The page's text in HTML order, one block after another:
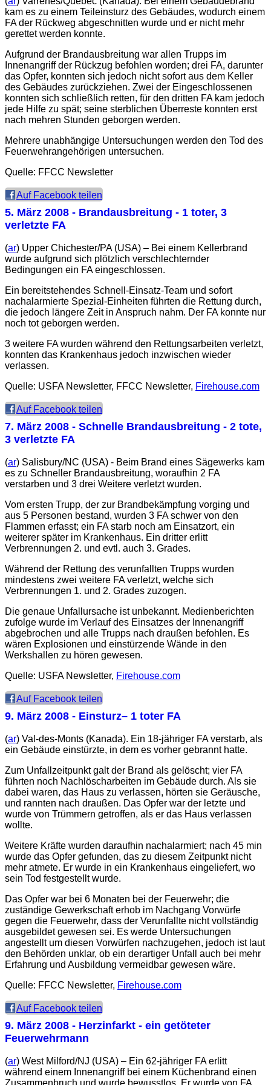
kam es zu einem Teileinsturz des Gebäudes, wodurch einem
FA der Rückweg abgeschnitten wurde und er nicht mehr
gerettet werden konnte.
Aufgrund der Brandausbreitung war allen Trupps im
Innenangriff der Rückzug befohlen worden; drei FA, darunter
das Opfer, konnten sich jedoch nicht sofort aus dem Keller
des Gebäudes zurückziehen. Zwei der Eingeschlossenen
konnten sich schließlich retten, für den dritten FA kam jedoch
jede Hilfe zu spät; seine sterblichen Überreste konnten erst
nach mehren Stunden geborgen werden.
Mehrere unabhängige Untersuchungen werden den Tod des
Feuerwehrangehörigen untersuchen.
Quelle: FFCC Newsletter
Auf Facebook teilen
5. März 2008 - Brandausbreitung - 1 toter, 3
verletzte FA
(ar) Upper Chichester/PA (USA) – Bei einem Kellerbrand
wurde aufgrund sich plötzlich verschlechternder
Bedingungen ein FA eingeschlossen.
Ein bereitstehendes Schnell-Einsatz-Team und sofort
nachalarmierte Spezial-Einheiten führten die Rettung durch,
die jedoch längere Zeit in Anspruch nahm. Der FA konnte nur
noch tot geborgen werden.
3 weitere FA wurden während den Rettungsarbeiten verletzt,
konnten das Krankenhaus jedoch inzwischen wieder
verlassen.
Quelle: USFA Newsletter, FFCC Newsletter, Firehouse.com
Auf Facebook teilen
7. März 2008 - Schnelle Brandausbreitung - 2 tote,
3 verletzte FA
(ar) Salisbury/NC (USA) - Beim Brand eines Sägewerks kam
es zu Schneller Brandausbreitung, woraufhin 2 FA
verstarben und 3 drei Weitere verletzt wurden.
Vom ersten Trupp, der zur Brandbekämpfung vorging und
aus 5 Personen bestand, wurden 3 FA schwer von den
Flammen erfasst; ein FA starb noch am Einsatzort, ein
weiterer später im Krankenhaus. Ein dritter erlitt
Verbrennungen 2. und evtl. auch 3. Grades.
Während der Rettung des verunfallten Trupps wurden
mindestens zwei weitere FA verletzt, welche sich
Verbrennungen 1. und 2. Grades zuzogen.
Die genaue Unfallursache ist unbekannt. Medienberichten
zufolge wurde im Verlauf des Einsatzes der Innenangriff
abgebrochen und alle Trupps nach draußen befohlen. Es
wären Explosionen und einstürzende Wände in den
Werkshallen zu hören gewesen.
Quelle: USFA Newsletter, Firehouse.com
Auf Facebook teilen
9. März 2008 - Einsturz– 1 toter FA
(ar) Val-des-Monts (Kanada). Ein 18-jähriger FA verstarb, als
ein Gebäude einstürzte, in dem es vorher gebrannt hatte.
Zum Unfallzeitpunkt galt der Brand als gelöscht; vier FA
führten noch Nachlöscharbeiten im Gebäude durch. Als sie
dabei waren, das Haus zu verlassen, hörten sie Geräusche,
und rannten nach draußen. Das Opfer war der letzte und
wurde von Trümmern getroffen, als er das Haus verlassen
wollte.
Weitere Kräfte wurden daraufhin nachalarmiert; nach 45 min
wurde das Opfer gefunden, das zu diesem Zeitpunkt nicht
mehr atmete. Er wurde in ein Krankenhaus eingeliefert, wo
sein Tod festgestellt wurde.
Das Opfer war bei 6 Monaten bei der Feuerwehr; die
zuständige Gewerkschaft erhob im Nachgang Vorwürfe
gegen die Feuerwehr, dass der Verunfallte nicht vollständig
ausgebildet gewesen sei. Es werde Untersuchungen
angestellt um diesen Vorwürfen nachzugehen, jedoch ist laut
den Behörden unklar, ob ein derartiger Unfall auch bei mehr
Erfahrung und Ausbildung vermeidbar gewesen wäre.
Quelle: FFCC Newsletter, Firehouse.com
Auf Facebook teilen
9. März 2008 - Herzinfarkt - ein getöteter
Feuerwehrmann
(ar) West Milford/NJ (USA) – Ein 62-jähriger FA erlitt
während einem Innenangriff bei einem Küchenbrand einen